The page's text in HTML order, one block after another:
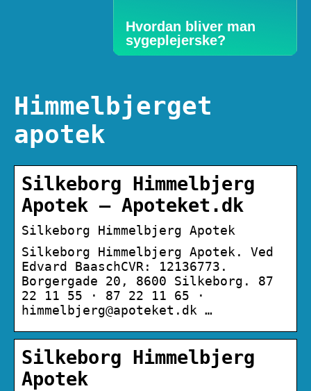
Hvordan bliver man
sygeplejerske?
Himmelbjerget
apotek
Silkeborg Himmelbjerg
Apotek – Apoteket.dk
Silkeborg Himmelbjerg Apotek
Silkeborg Himmelbjerg Apotek. Ved
Edvard BaaschCVR: 12136773.
Borgergade 20, 8600 Silkeborg. 87
22 11 55 · 87 22 11 65 ·
himmelbjerg@apoteket.dk …
Silkeborg Himmelbjerg
Apotek